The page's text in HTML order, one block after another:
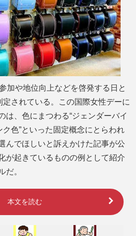
加や地位向上などを啓発する日と
定されている。この国際女性デーに
は、色にまつわる“ジェンダーバイ
ク色”といった固定概念にとらわれ
んでほしいと訴えかけた記事が公
が起きているものの例として紹介
だ。
本文を読む